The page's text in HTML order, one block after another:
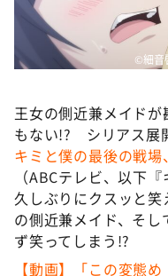
朝だ！生です旅サ
教えて！ニュース
新婚さんいらっし
ポツンと一軒家
ザキ山小屋本館
ぺこぱのまるスポ
アナ回覧板
©細音
王女の側近兼メイド
もない!? シリアス展
キミと僕の最後の戦
（ABCテレビ、以下
久しぶりにクスッと
の側近兼メイド、そ
ず笑ってしまう!?
【動画】「この変態